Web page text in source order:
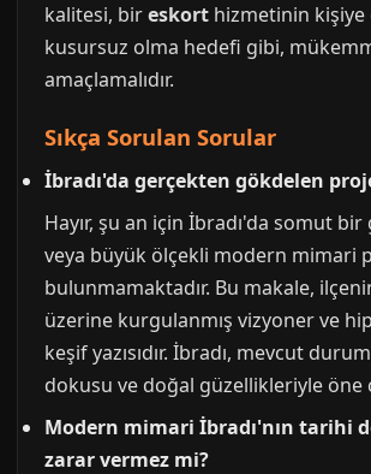
kalitesi, bireskort hizmetinin kişiye
kusursuz olma hedefi gibi,
amaçlamalıdır.
Sıkça Sorulan Sorular
İbradı'da gerçekten gökdelen
Hayır, şu an için İbradı'da somut
veya büyük ölçekli modern mimari
bulunmamaktadır. Bu makale,
üzerine kurgulanmış vizyoner ve
keşif yazısıdır. İbradı, mevcut
dokusu ve doğal güzellikleriyle öne
Modern mimari İbradı'nın tarihi
zarar vermez mi?